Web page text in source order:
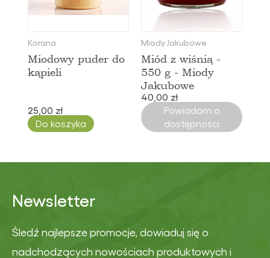
Korana
Miodowy puder do
kąpieli
25,00 zł
Do koszyka
Miody Jakubowe
Miód z wiśnią -
550 g - Miody
Jakubowe
40,00 zł
Powiadom o
dostępności
Newsletter
Śledź najlepsze promocje, dowiaduj się o
nadchodzących nowościach produktowych i